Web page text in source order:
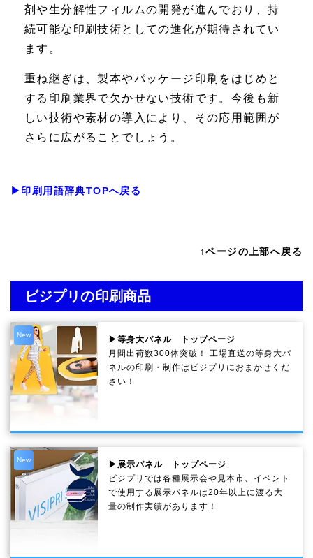
剤や生分解性フィルムの開発が進んでおり、持
続可能な印刷技術としての進化が期待されてい
ます。
重ね継ぎは、製本やパッケージ印刷をはじめと
する印刷業界で欠かせない技術です。今後も新
しい技術や素材の導入により、その応用範囲が
さらに広がることでしょう。
▶印刷用語辞典TOPへ戻る
↑ページの上部へ戻る
ビジプリの印刷商品
New
▶等身大パネル トップページ
月間出荷数300体突破！ 工場直送の等身大パ
ネルの印刷・制作は ビジプリ におまかせくだ
さい！
New
▶展示パネル トップページ
ビジプリでは各種展示会や見本市、イベント
で使用する展示パネルは20年以上に渡る大
量の制作実績があります！